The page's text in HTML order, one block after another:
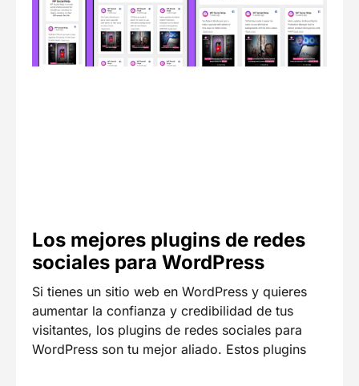
Los mejores plugins de redes
sociales para WordPress
Si tienes un sitio web en WordPress y quieres
aumentar la confianza y credibilidad de tus
visitantes, los plugins de redes sociales para
WordPress son tu mejor aliado. Estos plugins